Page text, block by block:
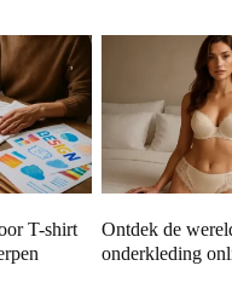
T-shirt
Ontdek de
onderkleding